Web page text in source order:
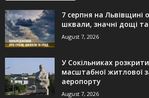
7 серпня на Львівщині
шквали, значні дощі
August 7, 2026
У Сокільниках
масштабної житлової
аеропорту
August 7, 2026